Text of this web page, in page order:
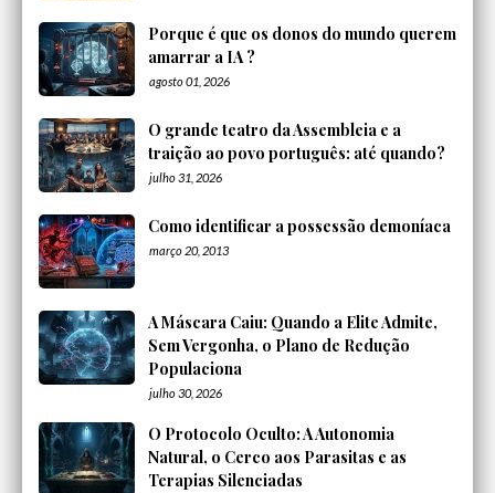
Porque é que os donos do mundo querem
amarrar a IA ?
agosto 01, 2026
O grande teatro da Assembleia e a
traição ao povo português: até quando?
julho 31, 2026
Como identificar a possessão demoníaca
março 20, 2013
A Máscara Caiu: Quando a Elite Admite,
Sem Vergonha, o Plano de Redução
Populaciona
julho 30, 2026
O Protocolo Oculto: A Autonomia
Natural, o Cerco aos Parasitas e as
Terapias Silenciadas